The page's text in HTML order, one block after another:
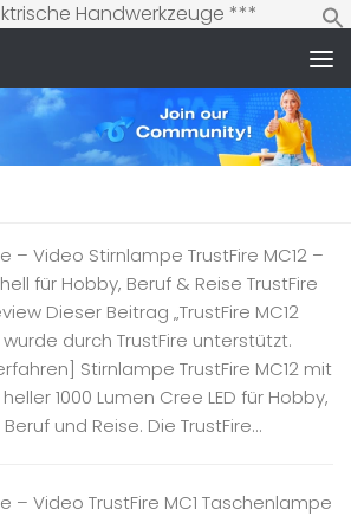
Handwerkzeuge ***
– Video Stirnlampe TrustFire MC12 –
für Hobby, Beruf & Reise TrustFire
Dieser Beitrag „TrustFire MC12
wurde durch TrustFire unterstützt.
Stirnlampe TrustFire MC12 mit
1000 Lumen Cree LED für Hobby,
Beruf und Reise. Die TrustFire...
– Video TrustFire MC1 Taschenlampe